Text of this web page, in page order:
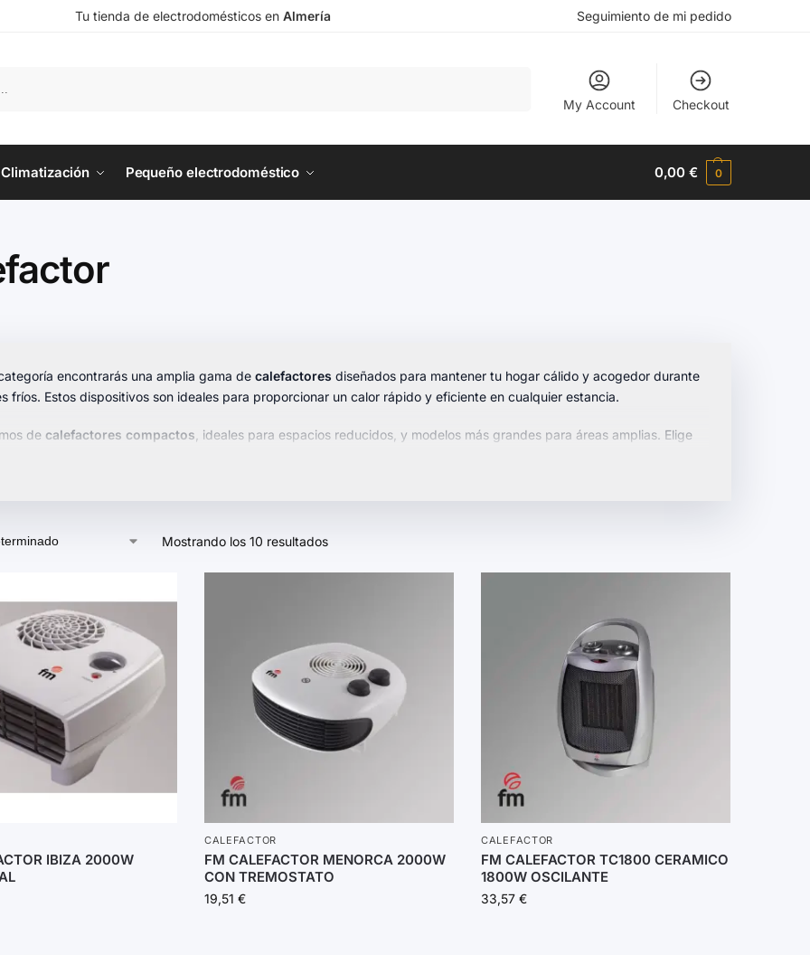
Tu tienda de electrodomésticos en Almería Seguimiento de mi pedido
My Account Checkout
Climatización Pequeño electrodoméstico 0,00€ 0
encontrarás una amplia gama de calefactores diseñados para mantener tu hogar cálido y acogedor durante
fríos. Estos dispositivos son ideales para proporcionar un calor rápido y eficiente en cualquier estancia.
de calefactores compactos, ideales para espacios reducidos, y modelos más grandes para áreas amplias. Elige
Mostrando los 10 resultados
IBIZA 2000W
CALEFACTOR
FM CALEFACTOR MENORCA 2000W
CON TREMOSTATO
19,51 €
CALEFACTOR
FM CALEFACTOR TC1800 CERAMICO
1800W OSCILANTE
33,57€